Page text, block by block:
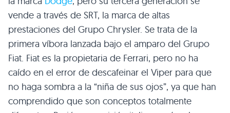
vende a través de SRT, la marca de altas
prestaciones del Grupo Chrysler. Se trata de la
primera víbora lanzada bajo el amparo del Grupo
Fiat. Fiat es la propietaria de Ferrari, pero no ha
caído en el error de descafeinar el Viper para que
no haga sombra a la “niña de sus ojos”, ya que han
comprendido que son conceptos totalmente